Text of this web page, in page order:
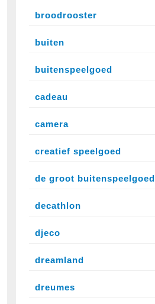
broodrooster
buiten
buitenspeelgoed
cadeau
camera
creatief speelgoed
de groot buitenspeelgoed
decathlon
djeco
dreamland
dreumes